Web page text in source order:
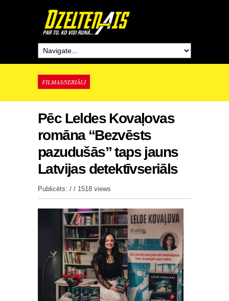
FILMAS/SERIĀLI
Pēc Leldes Kovaļovas
romāna “Bezvēsts
pazudušās” taps jauns
Latvijas detektīvseriāls
Publicēts: / / 1518 views